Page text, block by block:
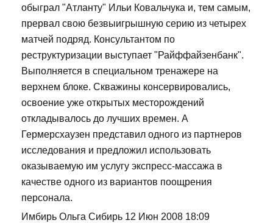
обыграл "Атланту" Ильи Ковальчука и, тем самым,
прервал свою безвыигрышную серию из четырех
матчей подряд. Консультантом по
реструктуризации выступает "Райффайзенбанк".
Выполняется в специальном тренажере на
верхнем блоке. Скважины консервировались,
освоение уже открытых месторождений
откладывалось до лучших времен. А
Гермерсхаузен представил одного из партнеров
исследования и предложил использовать
оказываемую им услугу экспресс-массажа в
качестве одного из вариантов поощрения
персонала.
Имбирь Ольга Сибирь 12 Июн 2008 18:09